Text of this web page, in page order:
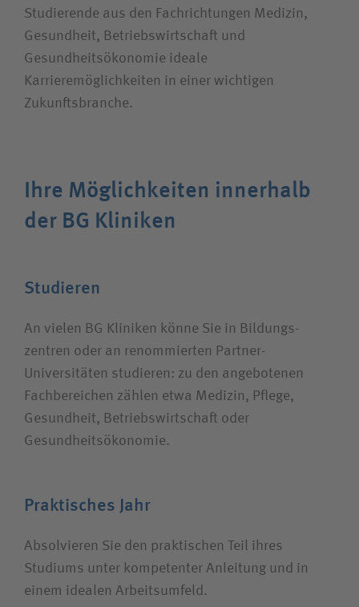
Studierende aus den Fachrichtungen Medizin,
Gesundheit, Betriebswirtschaft und
Gesundheitsökonomie ideale
Karrieremöglichkeiten in einer wichtigen
Zukunftsbranche.
Ihre Möglich­keiten innerhalb
der BG Kliniken
Studieren
An vielen BG Kliniken könne Sie in Bildungs­
zentren oder an renommierten Partner-
Universitäten studieren: zu den angebotenen
Fach­bereichen zählen etwa Medizin, Pflege,
Gesundheit, Betriebs­wirtschaft oder
Gesundheits­ökonomie.
Praktisches Jahr
Absolvieren Sie den praktischen Teil ihres
Studiums unter kompetenter Anleitung und in
einem idealen Arbeits­umfeld.